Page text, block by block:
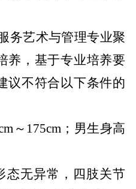
务艺术与管理专业聚
养，基于专业培养要
议不符合以下条件的
～ 175cm ；男生身高
态无异常，四肢关节